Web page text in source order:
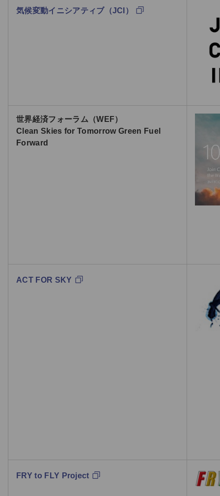
気候変動イニシアティブ（JCI）
世界経済フォーラム（WEF）
Clean Skies for Tomorrow Green Fuel
Forward
ACT FOR SKY
FRY to FLY Project